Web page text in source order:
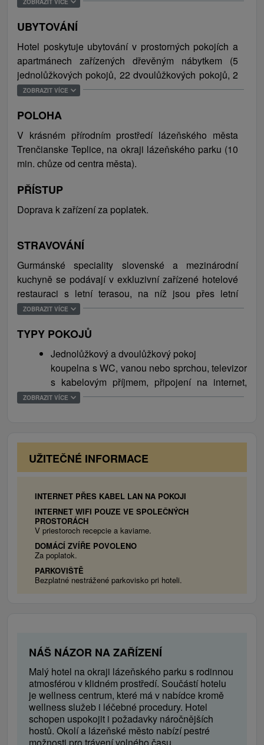
města Trenčín. Malý, komfortní hotel rodinného typu
je situován na okraji lázeňského parku, vedle
Labutího jezírka s bohatým výskytem ušlechtilých ryb
a možností člunkování. Hotelové wellness centrum s
bazénem, ​​saunami, tureckou parní lázní a soláriem
poskytuje svým hostům také více než třicet
léčebných procedur. V pěší vzdálenosti několika
minigolf a cca 1 km of hotelu se nachází známé
termální koupaliště Zelené žába, které po
rekonstrukci znovu otevřelo pro návštěvníky své
brány v srpnu 2015. Hotel je od lázní s termální
pohybového aparátu, vzdálen cca 10 min. klidné
UBYTOVÁNÍ
Hotel poskytuje ubytování v prostorných pokojích a
apartmánech zařízených dřevěným nábytkem (5
jednolůžkových pokojů, 22 dvoulůžkových pokojů, 2
rodinné pokoje, malý a velký apartmán a v komfortní
ubytovací kapacity jsou nekuřácké.
ZOBRAZIT VÍCE
POLOHA
V krásném přírodním prostředí lázeňského města
Trenčianske Teplice, na okraji lázeňského parku (10
min. chůze od centra města).
PŘÍSTUP
Doprava k zařízení za poplatek.
STRAVOVÁNÍ
Gurmánské speciality slovenské a mezinárodní
kuchyně se podávají v exkluzivní zařízené hotelové
restauraci s letní terasou, na níž jsou přes letní
měsíce pořádány taneční večírky. Snídaně jsou
nebo formou bufetových stolů. Hostům je k dispozici
také kavárna se zimní zahradou, na kterou navazuje
již zmiňovaná rozlehlá letní terasa s venkovním
krbem a altánem.
ZOBRAZIT VÍCE
TYPY POKOJŮ
Jednolůžkový a dvoulůžkový pokoj
koupelna s WC, vanou nebo sprchou, televizor
s kabelovým příjmem, připojení na internet,
telefon, minibar, trezor, župan, rádio, fén,
dva dvoulůžkové pokoje, koupelna s WC a
vanou, televizor s kabelovým příjmem,
župan, rádio, fén, kávový a čajový servis
(rychlovarná konvice, šálky, káva, čaj, cukr)
Studio, Malý a Velký apartmán
jedna místnost s manželskou postelí a
obývacím pokojem (studio), ložnice a obývací
pokoj (malý apartmán), ložnice, obývací pokoj,
pracovna (velký apartmán), šatna, koupelna s
šálky, káva, čaj, cukr)
ZOBRAZIT VÍCE
UŽITEČNÉ INFORMACE
INTERNET PŘES KABEL LAN NA POKOJI
INTERNET WIFI POUZE VE SPOLEČNÝCH
PROSTORÁCH
V priestoroch recepcie a kaviarne.
DOMÁCÍ ZVÍŘE POVOLENO
Za poplatok.
PARKOVIŠTĚ
Bezplatné nestrážené parkovisko pri hoteli.
NÁŠ NÁZOR NA ZAŘÍZENÍ
Malý hotel na okraji lázeňského parku s rodinnou
atmosférou v klidném prostředí. Součástí hotelu
je wellness centrum, které má v nabídce kromě
wellness služeb i léčebné procedury. Hotel
schopen uspokojit i požadavky náročnějších
hostů. Okolí a lázeňské město nabízí pestré
možnosti pro trávení volného času.